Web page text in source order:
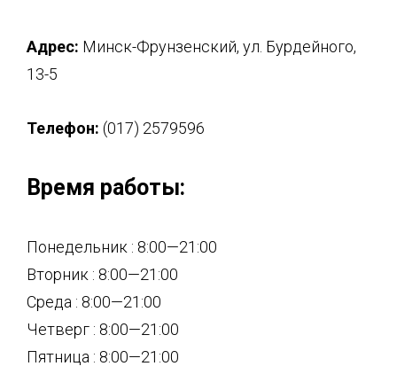
Адрес: Минск-Фрунзенский, ул. Бурдейного,
13-5
Телефон: (017) 2579596
Время работы:
Понедельник : 8:00—21:00
Вторник : 8:00—21:00
Среда : 8:00—21:00
Четверг : 8:00—21:00
Пятница : 8:00—21:00